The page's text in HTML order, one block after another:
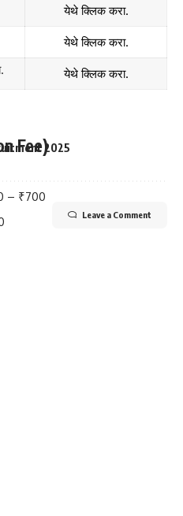
येथे क्लिक करा.
येथे क्लिक करा.
येथे क्लिक करा.
2025
Leave a Comment
Fee)
– ₹700